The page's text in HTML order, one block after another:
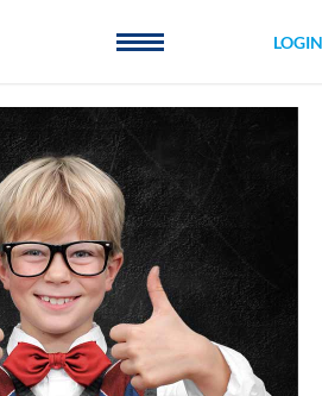
LOGIN